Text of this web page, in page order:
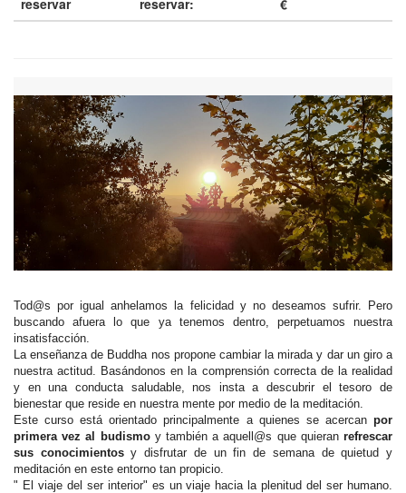
reservar
reservar:
€
Tod@s por igual anhelamos la felicidad y no deseamos sufrir. Pero
buscando afuera lo que ya tenemos dentro, perpetuamos nuestra
insatisfacción.
La enseñanza de Buddha nos propone cambiar la mirada y dar un giro a
nuestra actitud. Basándonos en la comprensión correcta de la realidad
y en una conducta saludable, nos insta a descubrir el tesoro de
bienestar que reside en nuestra mente por medio de la meditación.
Este curso está orientado principalmente a quienes se acercan por
primera vez al budismoy también a aquell@s que quieranrefrescar
sus conocimientosy disfrutar de un fin de semana de quietud y
meditación en este entorno tan propicio.
" El viaje del ser interior" es un viaje hacia la plenitud del ser humano.